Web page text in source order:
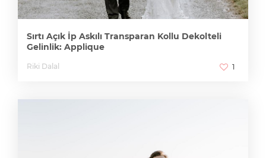
Sırtı Açık İp Askılı Transparan Kollu Dekolteli
Gelinlik: Applique
Riki Dalal 1